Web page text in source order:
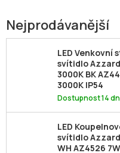
Nejprodávanější
LED Venkovní
svítidlo
3000K BK
3000K IP54
Dostupnost 14
LED
svítidlo
WH AZ4526